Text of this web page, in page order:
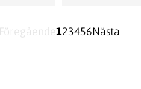
Föregående123456Nästa